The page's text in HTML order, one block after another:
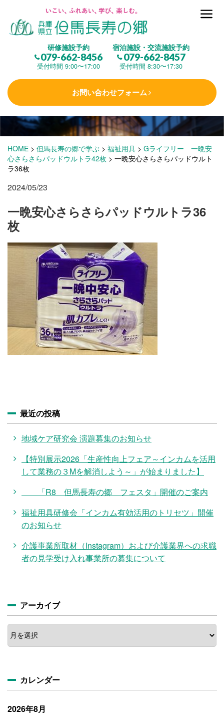
研修施設予約
079-662-8456
受付時間 9:00〜17:00
宿泊施設・交流施設予約
079-662-8457
受付時間 8:30〜17:30
お問い合わせフォーム
但馬長寿の郷とは
(研修施設)
楽しむ
学 ぶ(健康福祉)
泊まる(宿泊)
施設・料金
アクセス
HOME > 但馬長寿の郷で学ぶ > 福祉用具 > Gライフリー 一晩安
心さらさらパッドウルトラ42枚 > 一晩安心さらさらパッドウルト
ラ36枚
2024/05/23
一晩安心さらさらパッドウルトラ36
枚
最近の投稿
地域ケア研究会 演題募集のお知らせ
【特別展示2026「生産性向上フェア～インカムを活用
して業務の３Mを解消しよう～」が始まりました】
「R8 但馬長寿の郷 フェスタ」開催のご案内
福祉用具研修会「インカム有効活用のトリセツ」開催
のお知らせ
介護事業所取材（Instagram）および介護業界への求職
者の見学受け入れ事業所の募集について
アーカイブ
ア
ー
カ
カレンダー
2026年8月